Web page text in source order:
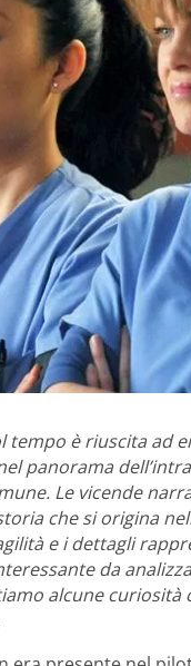
tempo è riuscita ad
panorama
Le vicende
che si origina
e i dettagli
da
alcune